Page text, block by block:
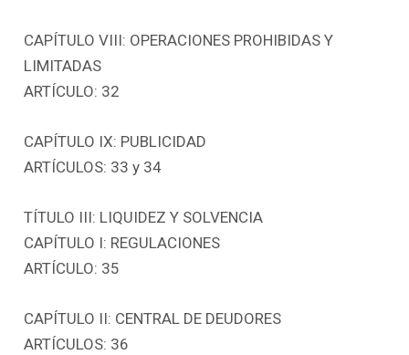
CAPÍTULO VIII: OPERACIONES PROHIBIDAS Y
LIMITADAS
ARTÍCULO: 32
CAPÍTULO IX: PUBLICIDAD
ARTÍCULOS: 33 y 34
TÍTULO III: LIQUIDEZ Y SOLVENCIA
CAPÍTULO I: REGULACIONES
ARTÍCULO: 35
CAPÍTULO II: CENTRAL DE DEUDORES
ARTÍCULOS: 36